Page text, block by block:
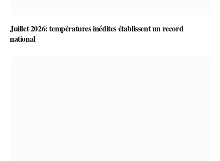
Juillet 2026: températures inédites établissent un record
national